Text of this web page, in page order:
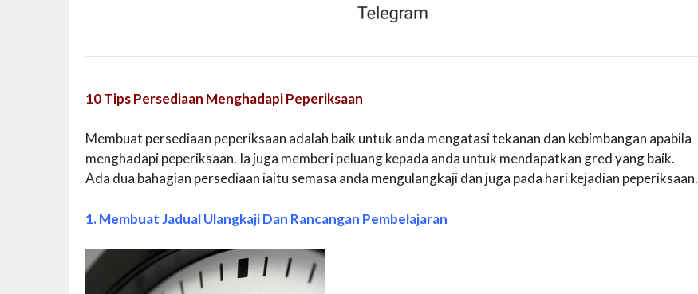
10 Tips Persediaan Menghadapi Peperiksaan
Membuat persediaan peperiksaan adalah baik untuk anda mengatasi tekanan dan kebimbangan apabila
menghadapi peperiksaan. Ia juga memberi peluang kepada anda untuk mendapatkan gred yang baik.
Ada dua bahagian persediaan iaitu semasa anda mengulangkaji dan juga pada hari kejadian peperiksaan.
1. Membuat Jadual Ulangkaji Dan Rancangan Pembelajaran